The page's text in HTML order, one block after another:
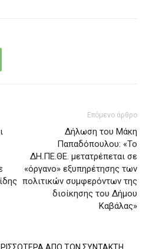
Επόμενο άρθρο
Δήλωση του Μάκη
Παπαδόπουλου: «Το
ΔΗ.ΠΕ.ΘΕ. μετατρέπεται σε
«όργανο» εξυπηρέτησης των
πολιτικών συμφερόντων της
διοίκησης του Δήμου
Καβάλας»